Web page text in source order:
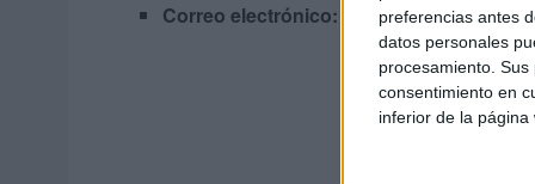
preferencias antes
datos personales
procesamiento.
consentimiento en
inferior de la página
Correo electrónico: